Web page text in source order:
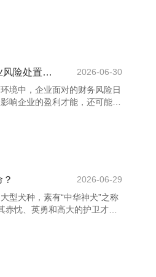
围绕“精确定位、多渠谈实
伸开。 领先，明确标的读者群
欺骗豪爽媒体平台（如微信、
营销，发布书评、作家访谈、
户顾问；线下则通过书店合
财务风险究诘：企业风险处置的缺点旅途
2026-06-30
境中，企业面对的财务风险日
响企业的盈利才能，还可能威
因此，深远究诘财务风险，是
点。 财务风险主要包括阛阓
而裁汰耗费。 九江泵阀制造
域专业门户网站 企业应斥地
，通过数据分析和模子计划，
2026-06-29
型犬种，素有“中华神犬”之称
赤忱、英勇和高大的护卫才智
连“纯种藏獒是否已毕命”的究
关怀。 藏獒的原产田主要在